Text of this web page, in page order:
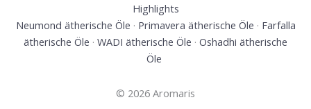
Highlights
Neumond ätherische Öle · Primavera ätherische Öle · Farfalla
ätherische Öle · WADI ätherische Öle · Oshadhi ätherische
Öle
© 2026 Aromaris